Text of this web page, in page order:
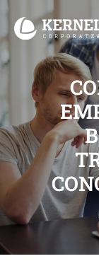
contenido